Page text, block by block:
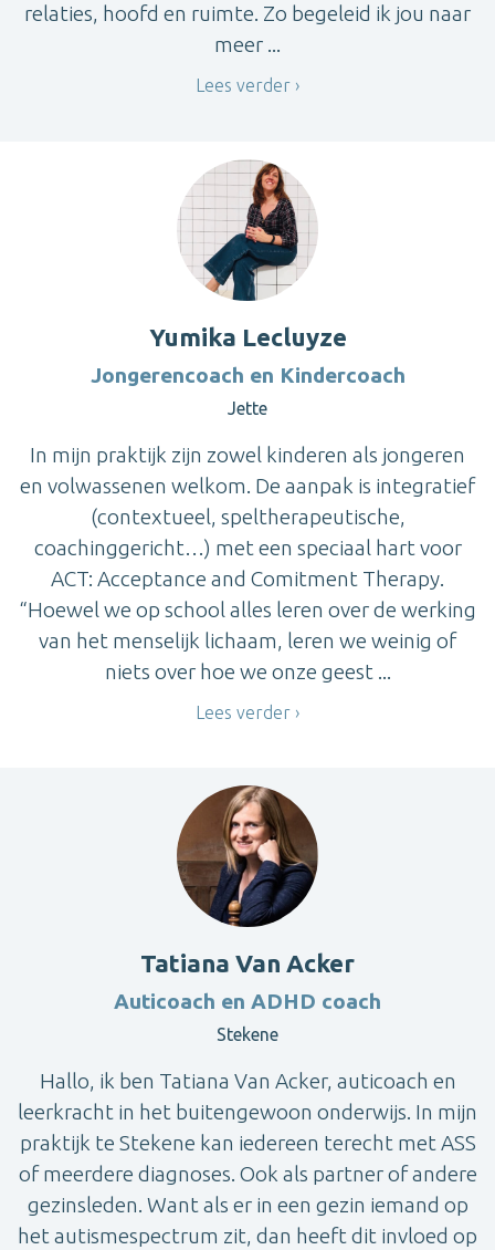
relaties, hoofd en ruimte. Zo begeleid ik jou naar
meer ...
Lees verder
Yumika Lecluyze
Jongerencoach en Kindercoach
Jette
In mijn praktijk zijn zowel kinderen als jongeren
en volwassenen welkom. De aanpak is integratief
(contextueel, speltherapeutische,
coachinggericht…) met een speciaal hart voor
ACT: Acceptance and Comitment Therapy.
“Hoewel we op school alles leren over de werking
van het menselijk lichaam, leren we weinig of
niets over hoe we onze geest ...
Lees verder
Tatiana Van Acker
Auticoach en ADHD coach
Stekene
Hallo, ik ben Tatiana Van Acker, auticoach en
leerkracht in het buitengewoon onderwijs. In mijn
praktijk te Stekene kan iedereen terecht met ASS
of meerdere diagnoses. Ook als partner of andere
gezinsleden. Want als er in een gezin iemand op
het autismespectrum zit, dan heeft dit invloed op